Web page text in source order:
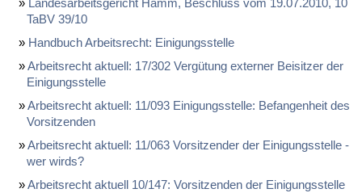
Lan­des­ar­beits­ge­richt Hamm, Be­schluss vom 19.07.2010, 10
TaBV 39/10
Hand­buch Ar­beits­recht: Ei­ni­gungs­stel­le
Ar­beits­recht ak­tu­ell: 17/302 Ver­gü­tung ex­ter­ner Bei­sit­zer der
Ei­ni­gungs­stel­le
Ar­beits­recht ak­tu­ell: 11/093 Ei­ni­gungs­stel­le: Be­fan­gen­heit des
Vor­sit­zen­den
Ar­beits­recht ak­tu­ell: 11/063 Vor­sit­zen­der der Ei­ni­gungs­stel­le -
wer wirds?
Ar­beits­recht ak­tu­ell 10/147: Vor­sit­zen­den der Ei­ni­gungs­stel­le